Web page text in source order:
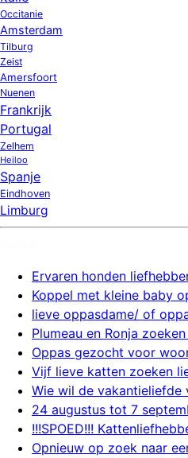
Occitanie
Amsterdam
Tilburg
Zeist
Amersfoort
Nuenen
Frankrijk
Portugal
Zelhem
Heiloo
Spanje
Eindhoven
Limburg
Ervaren honden
Koppel met kleine baby
lieve oppasdame/ of
Plumeau en Ronja
Oppas gezocht voor
Vijf lieve katten zoeken
Wie wil de vakantieliefde
24 augustus tot 7
!!!SPOED!!!
Opnieuw op zoek naar